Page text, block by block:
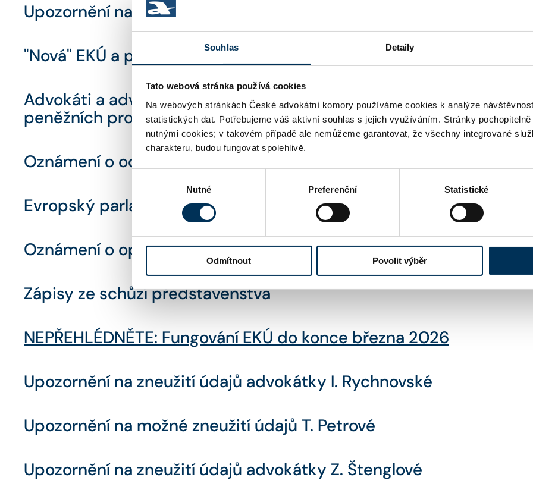
Souhlas Detaily
Tato webová stránka používá cookies
Na webových stránkách České advokátní komory používáme cookies k analýze
statistických dat. Potřebujeme váš aktivní souhlas s jejich využíváním. Stránky
nutnými cookies; v takovém případě ale nemůžeme garantovat, že všechny integrované
charakteru, budou fungovat spolehlivě.
Nutné Preferenční Statistické
Odmítnout Povolit výběr
Upozornění na zneužití údajů advokáta M. Kučerky
"Nová" EKÚ a platby do Garančního fondu - novinky od 1. dubna
Advokáti a advokátky s pozastaveným výkonem správy cizího
peněžních prostředků
Oznámení o odcizení průkazu advokátky M. Němcové
Evropský parlament poptává právní služby české advokátní
Oznámení o opětovné zneužití údajů advokátky T. Tylové
Zápisy ze schůzí představenstva
NEPŘEHLÉDNĚTE: Fungování EKÚ do konce března 2026
Upozornění na zneužití údajů advokátky I. Rychnovské
Upozornění na možné zneužití údajů T. Petrové
Upozornění na zneužití údajů advokátky Z. Štenglové